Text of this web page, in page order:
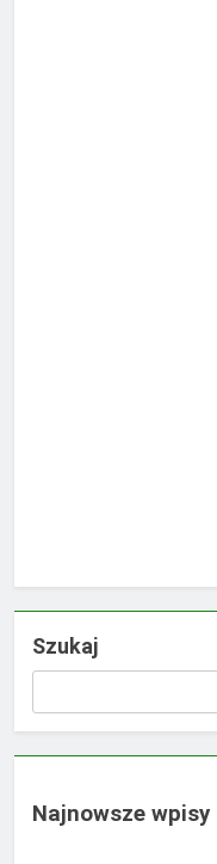
Szukaj
Najnowsze wpisy